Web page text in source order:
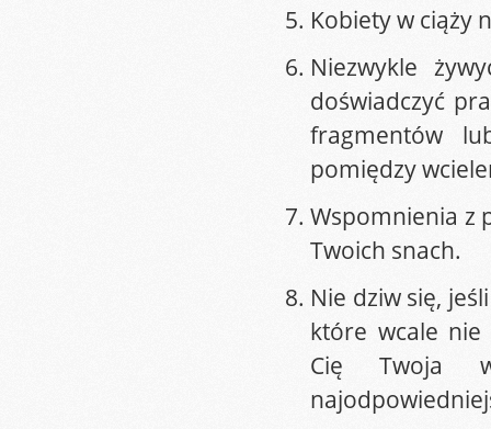
Kobiety w ciąży
Niezwykle
doświadczyć
fragmentów
pomiędzy
Wspomnienia z
Twoich snach.
Nie dziw się,
które wcale nie
Cię Twoja